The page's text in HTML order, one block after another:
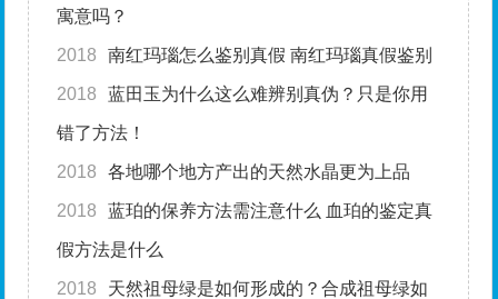
寓意吗？
2018 南红玛瑙怎么鉴别真假 南红玛瑙真假鉴别
2018 蓝田玉为什么这么难辨别真伪？只是你用
错了方法！
2018 各地哪个地方产出的天然水晶更为上品
2018 蓝珀的保养方法需注意什么 血珀的鉴定真
假方法是什么
2018 天然祖母绿是如何形成的？合成祖母绿如